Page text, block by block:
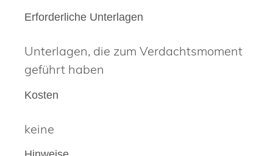
Erforderliche Unterlagen
Unterlagen, die zum Verdachtsmoment
geführt haben
Kosten
keine